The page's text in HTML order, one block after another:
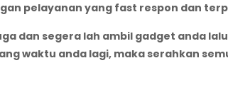
pelayanan yang fast respon dan
dan segera lah ambil gadget anda
waktu anda lagi, maka serahkan